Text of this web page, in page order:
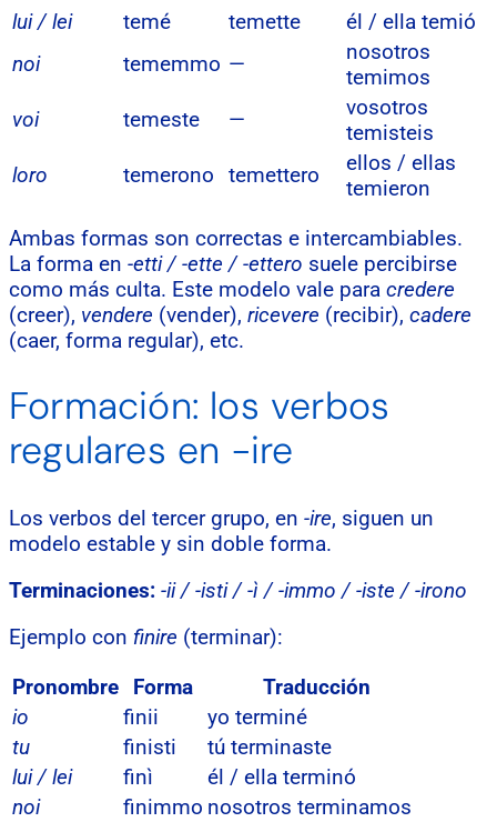
lui / lei
temé temette
él / ella temió
noi
tememmo —
nosotros
temimos
voi
temeste —
vosotros
temisteis
loro
temerono temettero
ellos / ellas
temieron
Ambas formas son correctas e intercambiables.
La forma en -etti / -ette / -ettero suele percibirse
como más culta. Este modelo vale para credere
(creer), vendere (vender), ricevere (recibir), cadere
(caer, forma regular), etc.
Formación: los verbos
regulares en -ire
Los verbos del tercer grupo, en -ire, siguen un
modelo estable y sin doble forma.
Terminaciones: -ii / -isti / -ì / -immo / -iste / -irono
Ejemplo con finire (terminar):
Pronombre
Forma
Traducción
io
finii
yo terminé
tu
finisti
tú terminaste
lui / lei
finì
él / ella terminó
noi
finimmo nosotros terminamos